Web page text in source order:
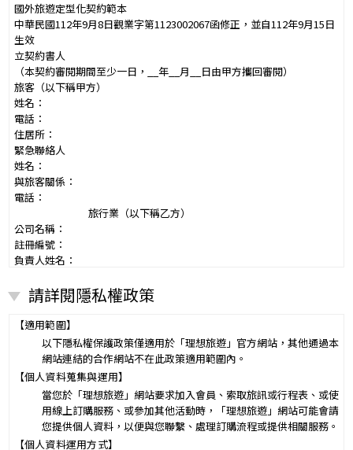
國外旅遊定型化契約範本
中華民國112年9月8日觀業字第1123002067函修正，並自112年9月15日
生效
立契約書人
（本契約審閱期間至少一日，__年__月__日由甲方攜回審閱）
旅客（以下稱甲方）
姓名：
電話：
住居所：
緊急聯絡人
姓名：
與旅客關係：
電話：
旅行業（以下稱乙方）
公司名稱：
註冊編號：
負責人姓名：
營業所：
甲乙雙方同意就本旅遊事項，依下列約定辦理。
第一條（國外旅遊之意義）
本契約所謂國外旅遊，係指到中華民國疆域以外其他國家或地區旅
遊。
赴中國大陸旅行者，準用本旅遊契約之約定。
第二條（適用之範圍及順序）
甲乙雙方關於本旅遊之權利義務，依本契約條款之約定定之；本契約
中未約定者，適用中華民國有關法令之規定。
第三條（旅遊團名稱、旅遊行程及廣告責任）
請詳閱隱私權政策
【適用範圍】
以下隱私權保護政策僅適用於「理想旅遊」官方網站，其他通過本
網站連結的合作網站不在此政策適用範圍內。
【個人資料蒐集與運用】
當您於「理想旅遊」網站要求加入會員、索取旅訊或行程表、或使
用線上訂購服務、或參加其他活動時，「理想旅遊」網站可能會請
您提供個人資料，以便與您聯繫、處理訂購流程或提供相關服務。
【個人資料運用方式】